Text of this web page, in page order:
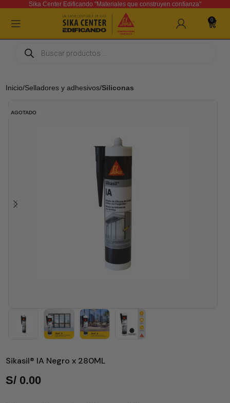
Sika Center Edificando "Materiales que construyen confianza"
0
Inicio Selladores y adhesivos Siliconas
AGOTADO
Sikasil® IA Negro x 280ML
S/0.00